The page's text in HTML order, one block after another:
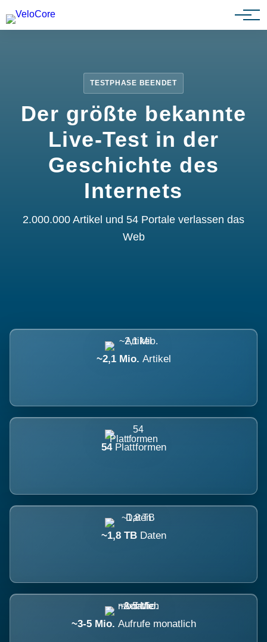
Partnerprogramm
TESTPHASE BEENDET
Der größte bekannte
Live-Test in der
Geschichte des
Internets
2.000.000 Artikel und 54 Portale verlassen das
Web
~2,1 Mio. Artikel
54 Plattformen
~1,8 TB Daten
~3-5 Mio. Aufrufe monatlich